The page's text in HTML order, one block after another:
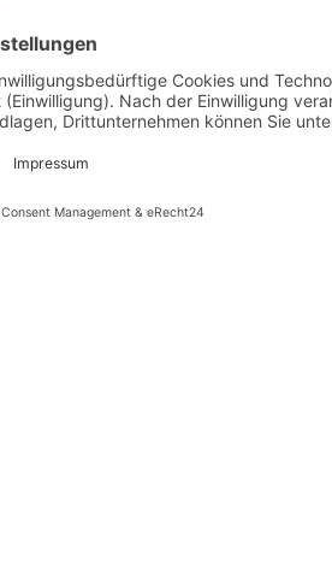
zeichnete Ministerpräsidentin Manuela
Schwesig den...